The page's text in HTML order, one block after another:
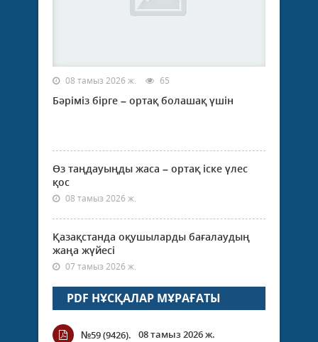
08 тамыз 2026 ж. 65
Бәріміз бірге – ортақ болашақ үшін
Өз таңдауыңды жаса – ортақ іске үлес
қос
08 тамыз 2026 ж.
Қазақстанда оқушыларды бағалаудың
жаңа жүйесі
07 тамыз 2026 ж.
PDF НҰСҚАЛАР МҰРАҒАТЫ
№59 (9426). 08 тамыз 2026 ж.